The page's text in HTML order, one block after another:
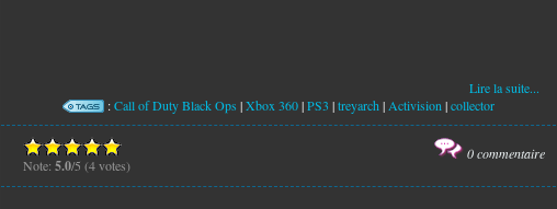
Lire la suite...
:Call of Duty Black Ops |Xbox 360|PS3 |treyarch | Activision |collector
0 commentaire
Note: 5.0/5 (4 votes)